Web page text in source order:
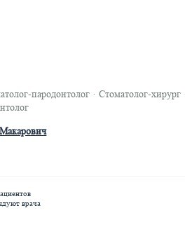
пародонтолог · Стоматолог-хирург
врача